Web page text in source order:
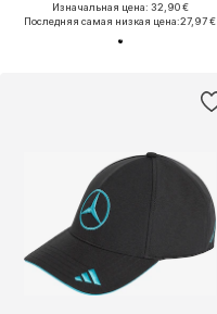
Изначальная цена: 32,90 €
Последняя самая низкая цена:27,97 €